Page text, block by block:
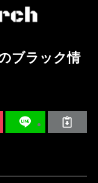
ブラック情